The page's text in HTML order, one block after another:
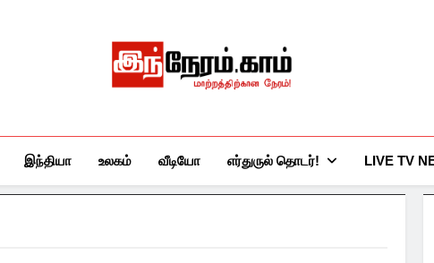
இந்நேரம்.காம்
இந்தியா உலகம் வீடியோ எர்துருல் தொடர்! LIVE TV